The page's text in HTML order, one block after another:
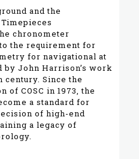
and the
chronometer
the requirement for
for navigational at
by John Harrison’s work
century. Since the
of COSC in 1973, the
a standard for
of high-end
a legacy of